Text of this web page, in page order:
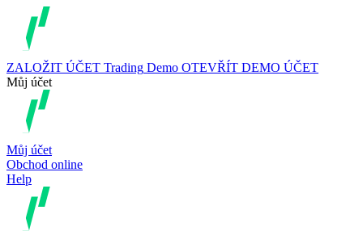
ZALOŽIT ÚČET Trading Demo OTEVŘÍT DEMO ÚČET
Můj účet
Můj účet
Obchod online
Help